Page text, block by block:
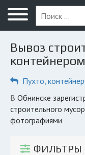
Главная
Вопрос юристу
Компании
КОМПАНИЯМ
Вывоз
Пухто,
в Обнинске зарегистрирована 1 компания по вывозу
строительного
фотографиями
ФИЛЬТРЫ